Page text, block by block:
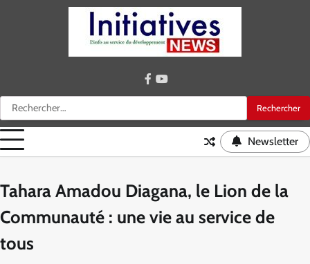
Rechercher :
facebook
youtube
Newsletter
Tahara Amadou Diagana, le Lion de la
Communauté : une vie au service de
tous